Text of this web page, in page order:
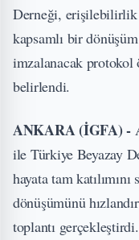
Derneği, erişilebilirlik
kapsamlı bir
imzalanacak protokol
belirlendi.
ANKARA (İGFA) -
ile Türkiye Beyazay
hayata tam
dönüşümünü
toplantı